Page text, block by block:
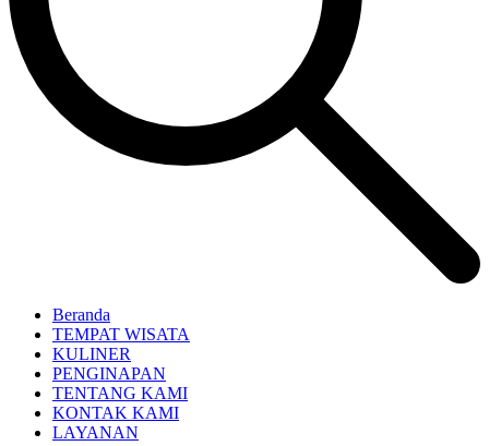
Beranda
TEMPAT WISATA
KULINER
PENGINAPAN
TENTANG KAMI
KONTAK KAMI
LAYANAN